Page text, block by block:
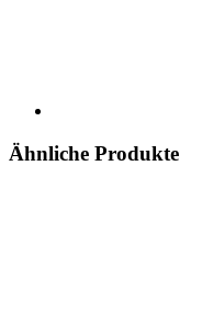
Ähnliche Produkte